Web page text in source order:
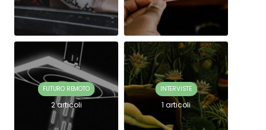
FUTURO REMOTO
2 articoli
INTERVISTE
1 articoli